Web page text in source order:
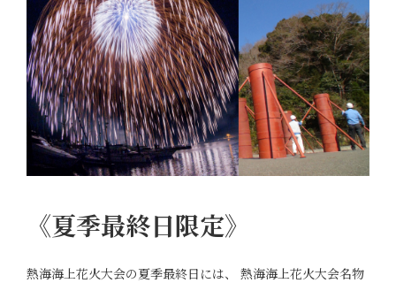
《夏季最終日限定》
熱海海上花火大会の夏季最終日には、 熱海海上花火大会名物